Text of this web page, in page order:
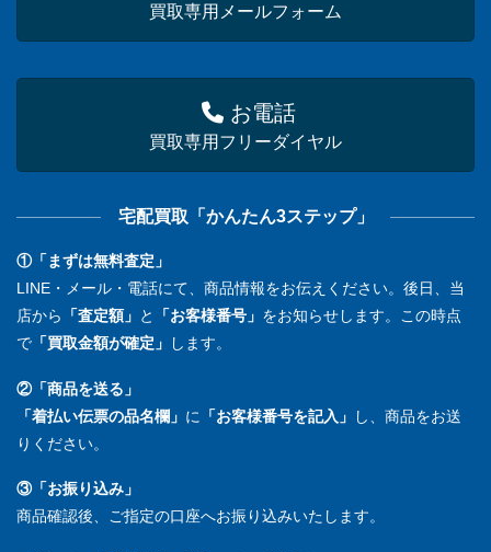
買取専用メールフォーム
お電話
買取専用フリーダイヤル
宅配買取「かんたん3ステップ」
①「まずは無料査定」
LINE・メール・電話にて、商品情報をお伝えください。後日、当
店から
「査定額」 と 「お客様番号」 をお知らせします。この時点
で 「買取金額が確定」 します。
②「商品を送る」
「着払い伝票の品名欄」 に 「お客様番号を記入」
し、商品をお送
りください。
③「お振り込み」
商品確認後、ご指定の口座へお振り込みいたします。